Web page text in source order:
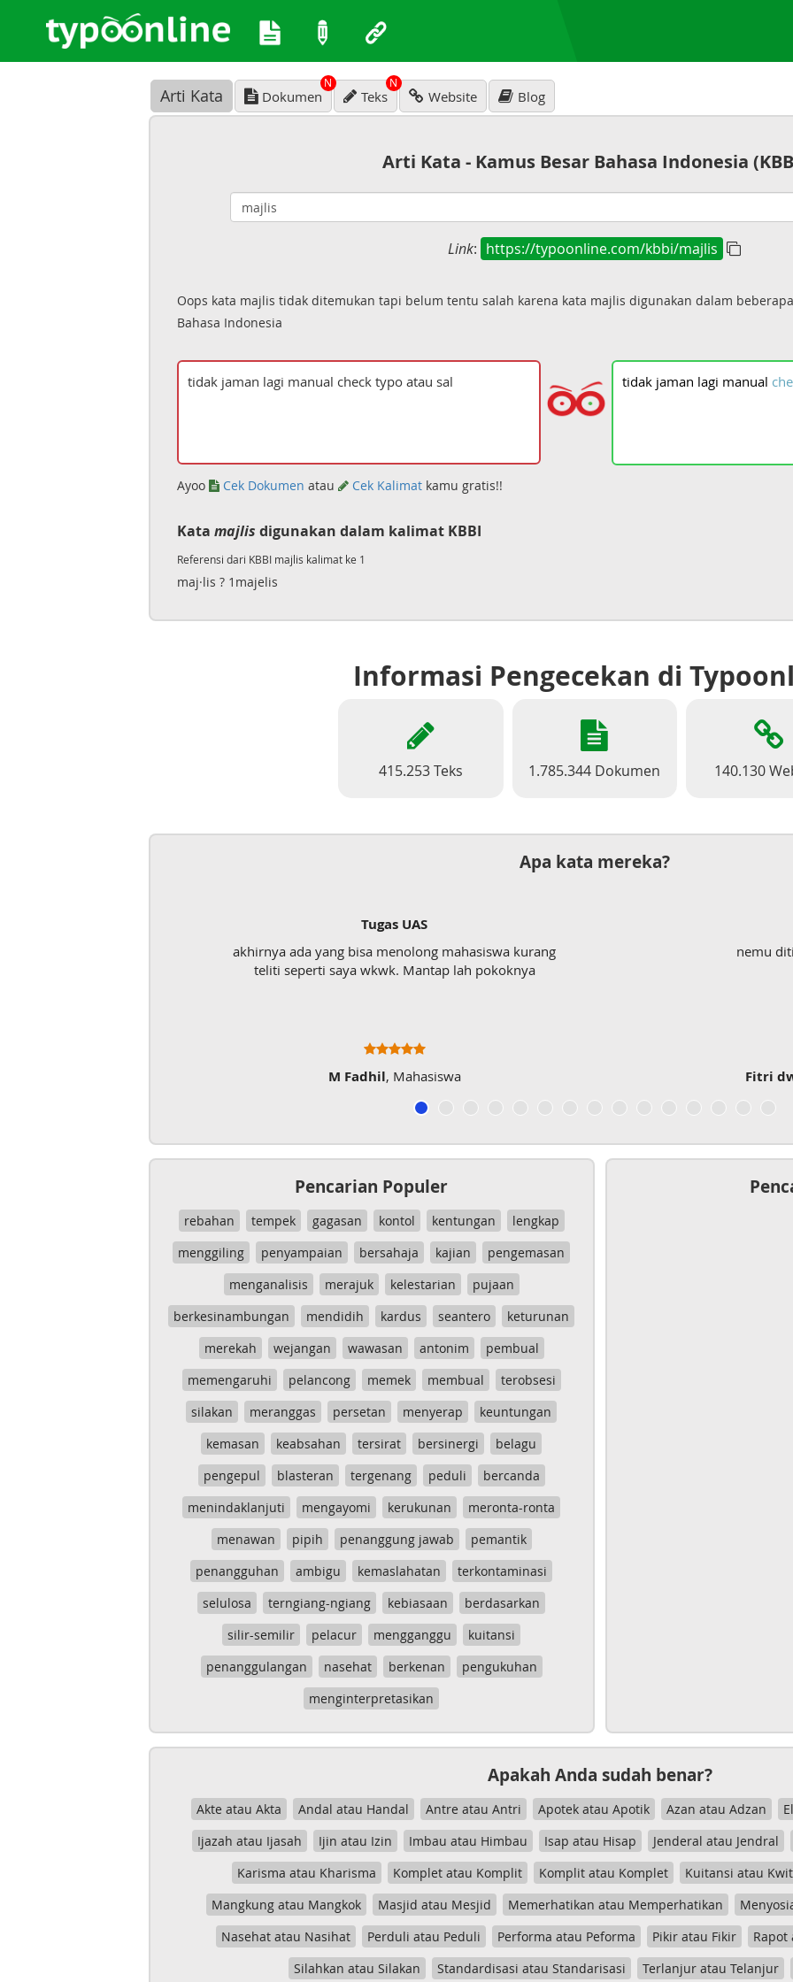
Arti Kata Dokumen
N
Teks
N
Website Blog
Arti Kata - Kamus Besar Bahasa Indonesia
Link: https://typoonline.com/kbbi/majlis
Oops kata majlis tidak ditemukan tapi belum tentu salah karena kata majlis digunakan dalam
Bahasa Indonesia
tidak jaman lagi manual
Ayoo Cek Dokumen atau Cek Kalimatkamu gratis!!
Kata majlis digunakan dalam kalimat KBBI
Referensi dari KBBI majlis kalimat ke 1
maj·lis ? 1majelis
Informasi Pengecekan di
415.253 Teks 1.785.344 Dokumen 140.130
Apa kata mereka?
Tugas UAS
akhirnya ada yang bisa menolong mahasiswa kurang
teliti seperti saya wkwk. Mantap lah pokoknya
M Fadhil, Mahasiswa
nemu
Fitri
Pencarian Populer
rebahan tempek gagasan kontol kentungan
lengkap
menggiling
penyampaian bersahaja kajian
pengemasan
menganalisis
merajuk kelestarian
pujaan
berkesinambungan
mendidih kardus seantero
keturunan
merekah
wejangan wawasan antonim
pembual
memengaruhi
pelancong memek membual
terobsesi
silakan
meranggas persetan menyerap
keuntungan
kemasan
keabsahan tersirat bersinergi
belagu
pengepul
blasteran tergenang peduli
bercanda
menindaklanjuti
mengayomi kerukunan
meronta-ronta
menawan
pipih penanggung jawab
pemantik
penangguhan
ambigu kemaslahatan
terkontaminasi
selulosa
terngiang-ngiang kebiasaan
berdasarkan
silir-semilir
pelacur mengganggu
kuitansi
penanggulangan
nasehat berkenan
pengukuhan
menginterpretasikan
Apakah Anda sudah benar?
Akte atau Akta Andal atau Handal Antre atau Antri Apotek atau Apotik Azan atau Adzan
Ijazah atau Ijasah
Ijin atau Izin Imbau atau Himbau Isap atau Hisap Jenderal atau Jendral
Karisma atau Kharisma
Komplet atau Komplit Komplit atau Komplet Kuitansi atau
Mangkung atau Mangkok
Masjid atau Mesjid Memerhatikan atau Memperhatikan
Nasehat atau Nasihat
Perduli atau Peduli Performa atau Peforma Pikir atau Fikir Rapot
Silahkan atau Silakan
Standardisasi atau Standarisasi Terlanjur atau Telanjur